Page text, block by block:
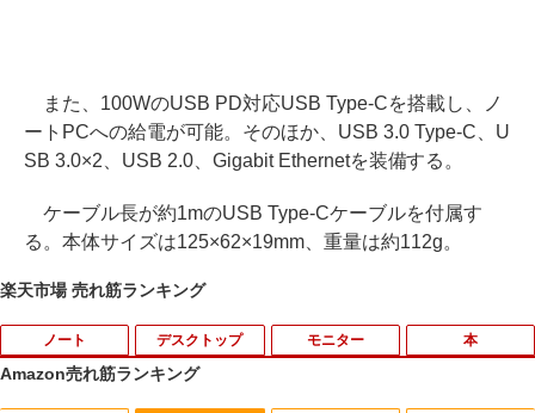
また、100WのUSB PD対応USB Type-Cを搭載し、ノ
ートPCへの給電が可能。そのほか、USB 3.0 Type-C、U
SB 3.0×2、USB 2.0、Gigabit Ethernetを装備する。
ケーブル長が約1mのUSB Type-Cケーブルを付属す
る。本体サイズは125×62×19mm、重量は約112g。
楽天市場 売れ筋ランキング
ノート デスクトップ モニター 本
Amazon売れ筋ランキング